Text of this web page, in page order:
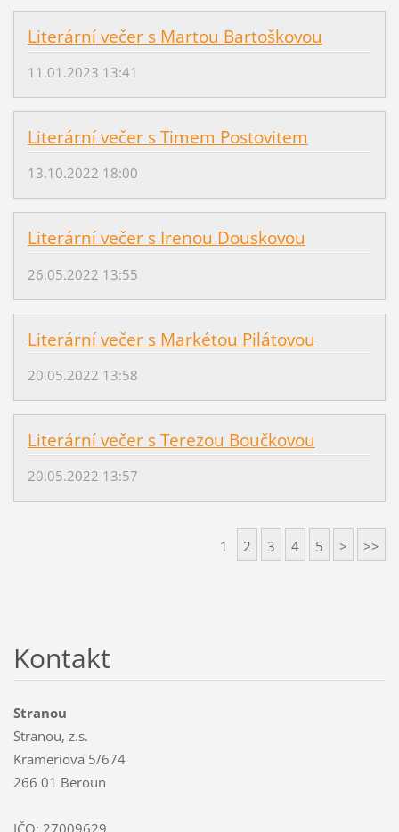
Literární večer s Martou Bartoškovou
11.01.2023 13:41
Literární večer s Timem Postovitem
13.10.2022 18:00
Literární večer s Irenou Douskovou
26.05.2022 13:55
Literární večer s Markétou Pilátovou
20.05.2022 13:58
Literární večer s Terezou Boučkovou
20.05.2022 13:57
1 2 3 4 5 > >>
Kontakt
Stranou
Stranou, z.s.
Krameriova 5/674
266 01 Beroun
IČO: 27009629